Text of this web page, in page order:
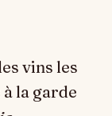
vins les
la garde